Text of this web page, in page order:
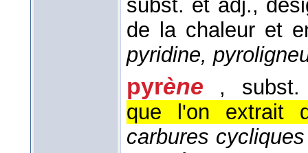
subst. et adj.,
de la chaleur et
pyridine,
pyrène
, subst.
que l'on extrait
carbures